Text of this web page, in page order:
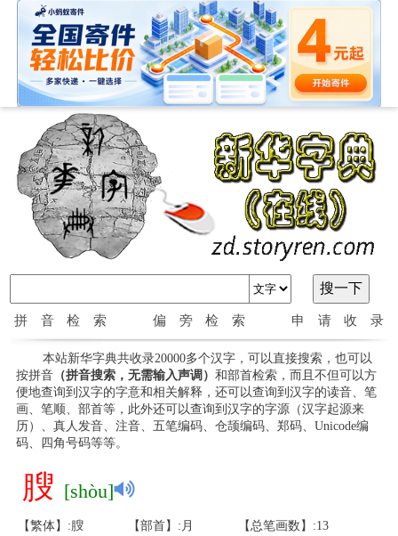
拼音检索 偏旁检索 申请收录
本站新华字典共收录20000多个汉字，可以直接搜索，也可以
按拼音（拼音搜索，无需输入声调） 和部首检索，而且不但可以方
便地查询到汉字的字意和相关解释，还可以查询到汉字的读音、笔
画、笔顺、部首等，此外还可以查询到汉字的字源（汉字起源来
历）、真人发音、注音、五笔编码、仓颉编码、郑码、Unicode编
码、四角号码等等。
膄 [shòu]
【繁体】:膄 【部首】:月 【总笔画数】:13